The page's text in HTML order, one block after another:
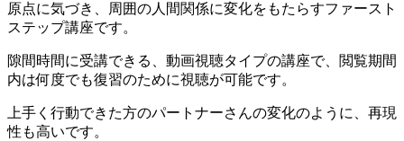
原点に気づき、周囲の人間関係に変化をもたらすファースト
ステップ講座です。
隙間時間に受講できる、動画視聴タイプの講座で、閲覧期間
内は何度でも復習のために視聴が可能です。
上手く行動できた方のパートナーさんの変化のように、再現
性も高いです。